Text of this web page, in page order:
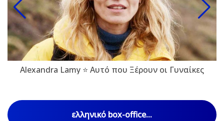
Alexandra Lamy ⭐ Αυτό που Ξέρουν οι Γυναίκες
ελληνικό box-office...